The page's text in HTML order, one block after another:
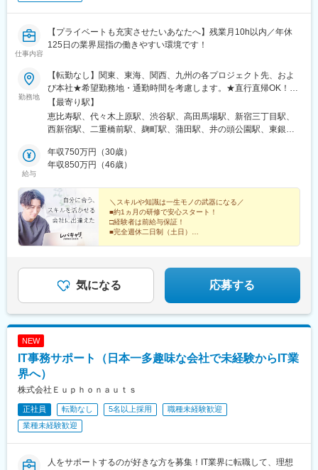
苑前駅、千歳烏山駅、京急川崎駅、南新宿駅、東京駅、大塚駅前
駅、布田駅、西横浜駅、田原町駅(東京都)、東池袋駅、二子新地
日の出駅(東京都)、北参道駅、春日駅(東京都)、立川駅、両国駅、
乃木坂駅、永田町駅、北品川駅、新宿駅、なにわ橋駅、北新地
駅、京橋駅(大阪府)、中之島駅、元町駅(兵庫県)、心斎橋駅、岩本
町駅、小台駅、東新宿駅、虎ノ門駅、八丁堀駅(東京都)、日ノ出町
駅、東海神駅、銀座一丁目駅、六本木一丁目駅、茗荷谷駅、市川
真間駅、馬喰町駅、内幸町駅、新宿西口駅、初台駅、竹橋駅、大
塚駅(東京都)、星川駅、稲荷町駅(東京都)、東池袋四丁目駅、信濃
町駅、泉岳寺駅、国立競技場駅、後楽園駅、立川南駅、蔵前駅、
淀屋橋駅、西梅田駅、大江橋駅、大阪城公園駅、福島駅(大阪環状
仕事内容
【プライベートも充実させたいあなたへ】残業月10h以内／年休
125日の業界屈指の働きやすい環境です！
勤務地
【転勤なし】関東、東海、関西、九州の各プロジェクト先、およ
び本社★希望勤務地・通勤時間を考慮します。★直行直帰OK！
★U・Iターン歓迎！住宅手当あり★全国出張が可能な方には充実
手当あり◎▼プロジェクト先【関東】東京、埼玉、千葉、神奈川
など【東海】愛知【関西】大阪【九州】福岡▼本社東京都品川区
【最寄り駅】
恵比寿駅、代々木上原駅、渋谷駅、高田馬場駅、新宿三丁目駅、
西新宿駅、二重橋前駅、麹町駅、蒲田駅、井の頭公園駅、東銀座
船堀駅、押上駅、木場駅(東京都)、清澄白河駅、有楽町駅、豊洲
駅、南砂町駅、綾瀬駅、三田駅(東京都)、森下駅(東京都)、高輪台
駅、亀戸駅、テレコムセンター駅、六本木駅、田町駅(東京都)、白
金高輪駅、高輪ゲートウェイ駅、神谷町駅、外苑前駅、国立駅、
南新宿駅、初台駅、千駄ケ谷駅、曙橋駅、国立競技場駅、四谷三
丁目駅、西荻窪駅、富士見ケ丘駅、荻窪駅、神保町駅、淡路町
駅、秋葉原駅、市ケ谷駅、九段下駅、上野御徒町駅、昭和島駅、
駅、日本橋駅(東京都)、築地市場駅、水天宮前駅、新富町駅(東京
都)、天王洲アイル駅、勝どき駅、京橋駅(東京都)、新中野駅、豊
駅、東武練馬駅、新横浜駅、横浜駅、桜木町駅、二俣新町駅、松
駅、海浜幕張駅、誉田駅、前原駅、船橋日大前駅、柏駅、柏の葉
県)、南浦和駅、さいたま新都心駅、北浦和駅、浦和駅、和光市
駅、川口元郷駅、西川口駅、東川口駅、朝霞駅、東宮原駅、新越
駅、平林駅(大阪府)、中ふ頭駅、ポートタウン東駅、トレードセン
給与
年収750万円（30歳）
年収850万円（46歳）
＼スキルや知識は一生モノの武器になる／
■約1ヵ月の研修で安心スタート！
□経験者は前給与保証！
■完全週休二日制（土日）
気になる 応募する
NEW
IT事務サポート（日本一多趣味な会社で未経験からIT業
界へ）
株式会社Ｅｕｐｈｏｎａｕｔｓ
正社員 転勤なし 5名以上採用
職種未経験歓迎
業種未経験歓迎
人をサポートするのが好きな方を募集！IT業界に転職して、理想